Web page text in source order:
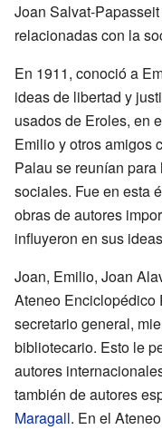
Joan Salvat-
relacionadas con la
En 1911, conoció a
ideas de libertad y
usados de Eroles, en
Emilio y otros amigos
Palau se reunían
sociales. Fue en esta
obras de autores
influyeron en sus
Joan, Emilio, Joan
Ateneo Enciclopédico
secretario general,
bibliotecario. Esto le
autores
también de autores
Maragall. En el